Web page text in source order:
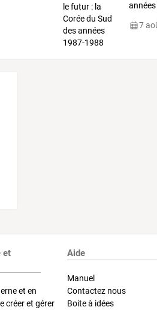
7
et
et en
créer et gérer
Aide
Manuel
Contactez nous
Boite à idées